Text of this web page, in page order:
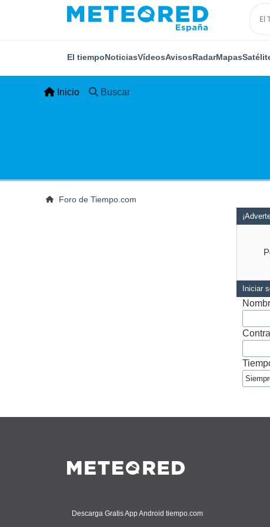
El tiempoNoticiasVídeosAvisosRadarMapas
Inicio Buscar
Foro de Tiempo.com
Iniciar
Descarga Gratis App Android tiempo.com